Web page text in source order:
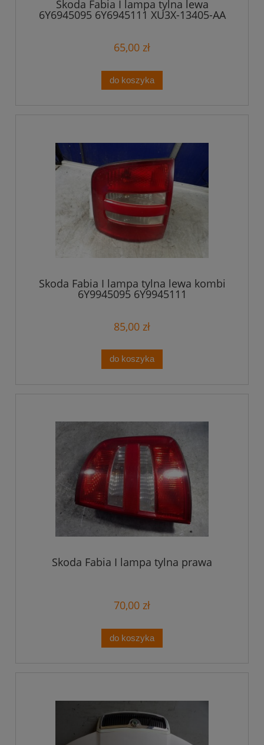
Skoda Fabia I lampa tylna lewa
6Y6945095 6Y6945111 XU3X-13405-AA
65,00 zł
do koszyka
Skoda Fabia I lampa tylna lewa kombi
6Y9945095 6Y9945111
85,00 zł
do koszyka
Skoda Fabia I lampa tylna prawa
70,00 zł
do koszyka